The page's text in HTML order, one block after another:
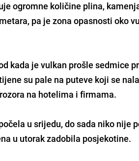
ogromne količine plina,
pa je zona opasnosti oko
kada je vulkan prošle sedmice
su pale na puteve koji se
na hotelima i firmama.
u srijedu, do sada niko nije
u utorak zadobila posjekotine.